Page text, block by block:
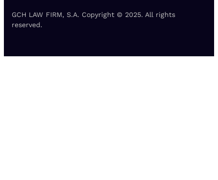
GCH LAW FIRM, S.A. Copyright © 2025. All rights
reserved.